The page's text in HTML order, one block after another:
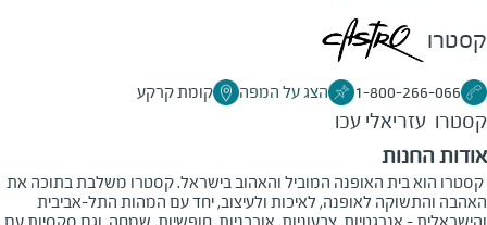
קסטרו
1-800-266-066 הצג על המפה קומת קרקע
קסטרו עזריאלי עכו
אודות החנות
קסטרו הוא בית האופנה המוביל והאהוב בישראל. קסטרו משלבת בתוכה את
האהבה והתשוקה לאופנה, לאיכות ולעיצוב, יחד עם המהות התל-אביבית